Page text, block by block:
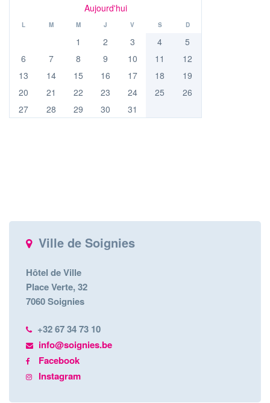
Aujourd'hui
L M M J V S D
1 2 3 4
5
6
7 8 9 10 11
12
13
14 15 16 17 18
19
20
21 22 23 24 25
26
27
28 29 30 31
Ville de Soignies
Hôtel de Ville
Place Verte, 32
7060 Soignies
+32 67 34 73 10
info@soignies.be
Facebook
Instagram